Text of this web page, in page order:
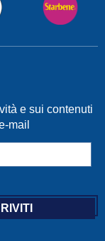
e sui contenuti
mail